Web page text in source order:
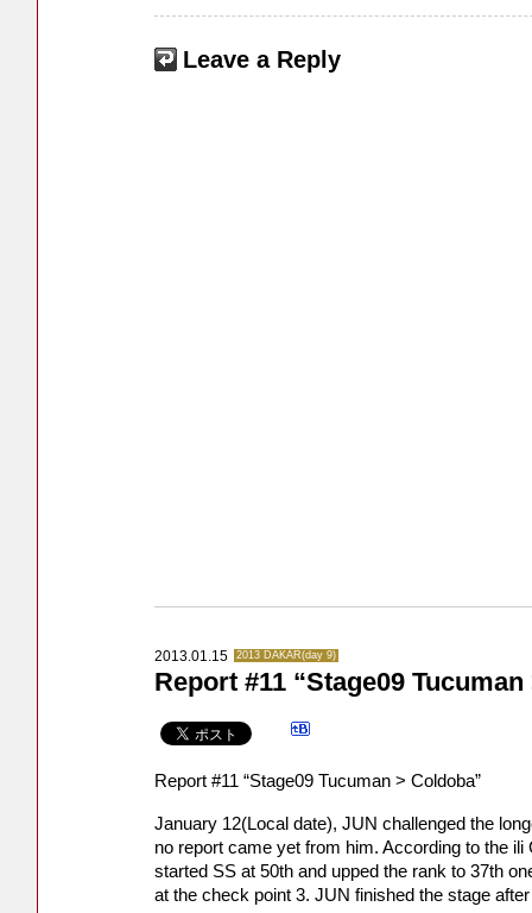
Leave a Reply
2013.01.15 2013 DAKAR(day 9)
Report #11 “Stage09
Report #11 “Stage09 Tucuman > Coldoba”
January 12(Local date), JUN challenged the
no report came yet from him. According to the
started SS at 50th and upped the rank to 37th
at the check point 3. JUN finished the stage